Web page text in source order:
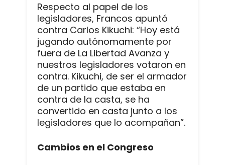
Respecto al papel de los
legisladores, Francos apuntó
contra Carlos Kikuchi: “Hoy está
jugando autónomamente por
fuera de La Libertad Avanza y
nuestros legisladores votaron en
contra. Kikuchi, de ser el armador
de un partido que estaba en
contra de la casta, se ha
convertido en casta junto a los
legisladores que lo acompañan”.
Cambios en el Congreso